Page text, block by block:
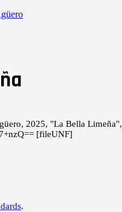
2025, "La Bella Limeña",
[fileUNF]
.